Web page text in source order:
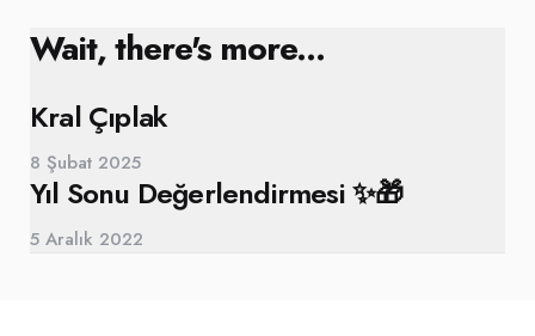
Wait, there's more...
Kral Çıplak
8 Şubat 2025
Yıl Sonu Değerlendirmesi ✨🎁
5 Aralık 2022